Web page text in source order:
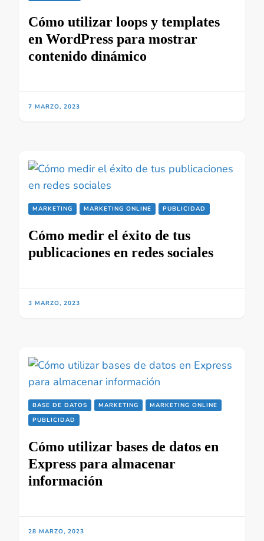
Cómo utilizar loops y templates
en WordPress para mostrar
contenido dinámico
7 MARZO, 2023
MARKETING MARKETING ONLINE PUBLICIDAD
Cómo medir el éxito de tus
publicaciones en redes sociales
3 MARZO, 2023
BASE DE DATOS MARKETING
MARKETING ONLINE
PUBLICIDAD
Cómo utilizar bases de datos en
Express para almacenar
información
28 MARZO, 2023